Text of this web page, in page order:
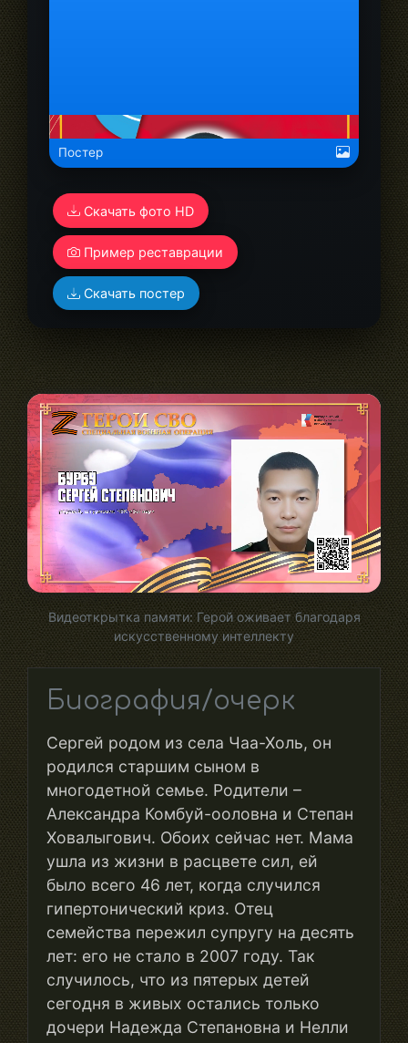
alt="Бурбу Сергей Степанович">
Постер
Скачать фото HD
Пример реставрации
Скачать постер
Видеоткрытка памяти: Герой оживает благодаря
искусственному интеллекту
Биография/очерк
Сергей родом из села Чаа-Холь, он
родился старшим сыном в
многодетной семье. Родители –
Александра Комбуй-ооловна и Степан
Ховалыгович. Обоих сейчас нет. Мама
ушла из жизни в расцвете сил, ей
было всего 46 лет, когда случился
гипертонический криз. Отец
семейства пережил супругу на десять
лет: его не стало в 2007 году. Так
случилось, что из пятерых детей
сегодня в живых остались только
дочери Надежда Степановна и Нелли